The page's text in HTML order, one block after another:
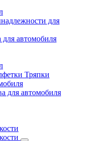
для
автомобиля
Тряпки
для автомобиля